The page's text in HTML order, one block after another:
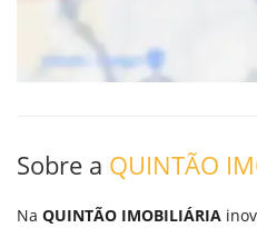
Sobre a QUINTÃO
Na QUINTÃO IMOBILIÁRIA